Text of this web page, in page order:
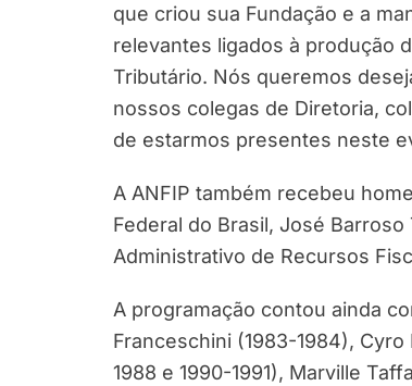
que criou sua Fundação e a
relevantes ligados à produção
Tributário. Nós queremos
nossos colegas de Diretoria,
de estarmos presentes neste
A ANFIP também recebeu
Federal do Brasil, José
Administrativo de Recursos
A programação contou ainda
Franceschini (1983-1984),
1988 e 1990-1991), Marville